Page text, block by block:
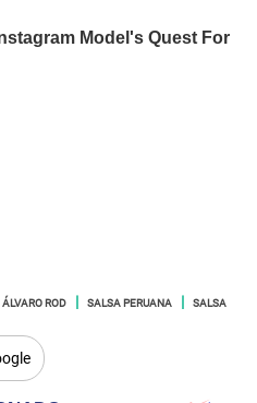
ÁLVARO ROD SALSA PERUANA SALSA